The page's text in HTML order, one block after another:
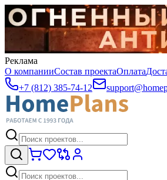
Реклама
О компанииСостав проектаОплата
+7 (812) 385-74-12